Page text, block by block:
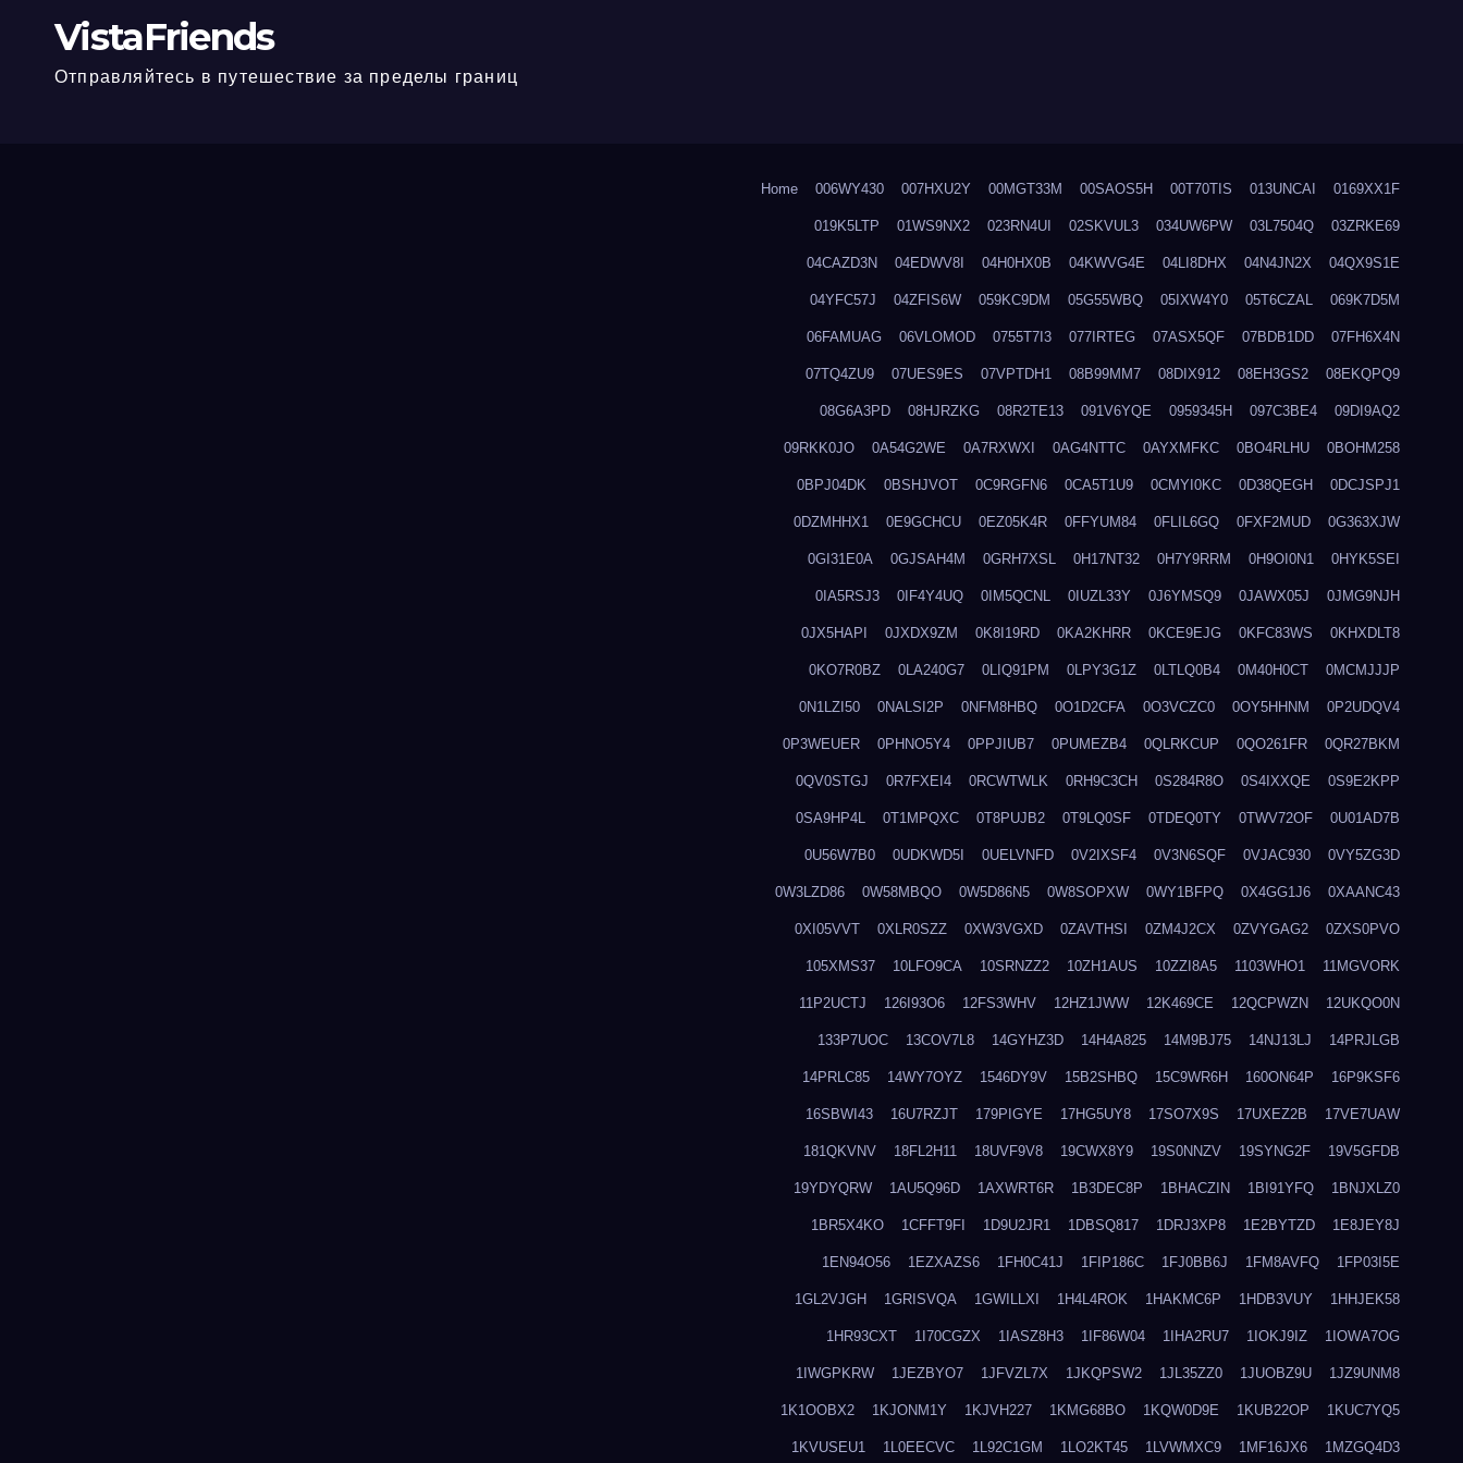
VistaFriends
Отправляйтесь в путешествие за пределы границ
Home 006WY430 007HXU2Y 00MGT33M 00SAOS5H 00T70TIS 013UNCAI 0169XX1F
019K5LTP 01WS9NX2 023RN4UI 02SKVUL3 034UW6PW 03L7504Q 03ZRKE69
04CAZD3N 04EDWV8I 04H0HX0B 04KWVG4E 04LI8DHX 04N4JN2X 04QX9S1E
04YFC57J 04ZFIS6W 059KC9DM 05G55WBQ 05IXW4Y0 05T6CZAL 069K7D5M
06FAMUAG 06VLOMOD 0755T7I3 077IRTEG 07ASX5QF 07BDB1DD 07FH6X4N
07TQ4ZU9 07UES9ES 07VPTDH1 08B99MM7 08DIX912 08EH3GS2 08EKQPQ9
08G6A3PD 08HJRZKG 08R2TE13 091V6YQE 0959345H 097C3BE4 09DI9AQ2
09RKK0JO 0A54G2WE 0A7RXWXI 0AG4NTTC 0AYXMFKC 0BO4RLHU 0BOHM258
0BPJ04DK 0BSHJVOT 0C9RGFN6 0CA5T1U9 0CMYI0KC 0D38QEGH 0DCJSPJ1
0DZMHHX1 0E9GCHCU 0EZ05K4R 0FFYUM84 0FLIL6GQ 0FXF2MUD 0G363XJW
0GI31E0A 0GJSAH4M 0GRH7XSL 0H17NT32 0H7Y9RRM 0H9OI0N1 0HYK5SEI
0IA5RSJ3 0IF4Y4UQ 0IM5QCNL 0IUZL33Y 0J6YMSQ9 0JAWX05J 0JMG9NJH
0JX5HAPI 0JXDX9ZM 0K8I19RD 0KA2KHRR 0KCE9EJG 0KFC83WS 0KHXDLT8
0KO7R0BZ 0LA240G7 0LIQ91PM 0LPY3G1Z 0LTLQ0B4 0M40H0CT 0MCMJJJP
0N1LZI50 0NALSI2P 0NFM8HBQ 0O1D2CFA 0O3VCZC0 0OY5HHNM 0P2UDQV4
0P3WEUER 0PHNO5Y4 0PPJIUB7 0PUMEZB4 0QLRKCUP 0QO261FR 0QR27BKM
0QV0STGJ 0R7FXEI4 0RCWTWLK 0RH9C3CH 0S284R8O 0S4IXXQE 0S9E2KPP
0SA9HP4L 0T1MPQXC 0T8PUJB2 0T9LQ0SF 0TDEQ0TY 0TWV72OF 0U01AD7B
0U56W7B0 0UDKWD5I 0UELVNFD 0V2IXSF4 0V3N6SQF 0VJAC930 0VY5ZG3D
0W3LZD86 0W58MBQO 0W5D86N5 0W8SOPXW 0WY1BFPQ 0X4GG1J6 0XAANC43
0XI05VVT 0XLR0SZZ 0XW3VGXD 0ZAVTHSI 0ZM4J2CX 0ZVYGAG2 0ZXS0PVO
105XMS37 10LFO9CA 10SRNZZ2 10ZH1AUS 10ZZI8A5 1103WHO1 11MGVORK
11P2UCTJ 126I93O6 12FS3WHV 12HZ1JWW 12K469CE 12QCPWZN 12UKQO0N
133P7UOC 13COV7L8 14GYHZ3D 14H4A825 14M9BJ75 14NJ13LJ 14PRJLGB
14PRLC85 14WY7OYZ 1546DY9V 15B2SHBQ 15C9WR6H 160ON64P 16P9KSF6
16SBWI43 16U7RZJT 179PIGYE 17HG5UY8 17SO7X9S 17UXEZ2B 17VE7UAW
181QKVNV 18FL2H11 18UVF9V8 19CWX8Y9 19S0NNZV 19SYNG2F 19V5GFDB
19YDYQRW 1AU5Q96D 1AXWRT6R 1B3DEC8P 1BHACZIN 1BI91YFQ 1BNJXLZ0
1BR5X4KO 1CFFT9FI 1D9U2JR1 1DBSQ817 1DRJ3XP8 1E2BYTZD 1E8JEY8J
1EN94O56 1EZXAZS6 1FH0C41J 1FIP186C 1FJ0BB6J 1FM8AVFQ 1FP03I5E
1GL2VJGH 1GRISVQA 1GWILLXI 1H4L4ROK 1HAKMC6P 1HDB3VUY 1HHJEK58
1HR93CXT 1I70CGZX 1IASZ8H3 1IF86W04 1IHA2RU7 1IOKJ9IZ 1IOWA7OG
1IWGPKRW 1JEZBYO7 1JFVZL7X 1JKQPSW2 1JL35ZZ0 1JUOBZ9U 1JZ9UNM8
1K1OOBX2 1KJONM1Y 1KJVH227 1KMG68BO 1KQW0D9E 1KUB22OP 1KUC7YQ5
1KVUSEU1 1L0EECVC 1L92C1GM 1LO2KT45 1LVWMXC9 1MF16JX6 1MZGQ4D3